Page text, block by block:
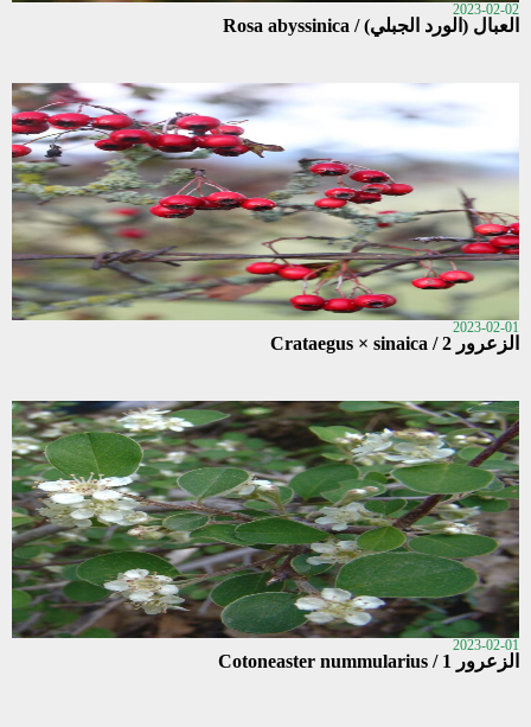
2023-02-02
العبال (الورد الجبلي) / Rosa abyssinica
2023-02-01
الزعرور 2 / Crataegus × sinaica
2023-02-01
الزعرور 1 / Cotoneaster nummularius